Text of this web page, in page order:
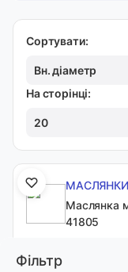
Фільтр
Сортувати:
Вн. діаметр
На сторінці:
20
Маслянка
41805